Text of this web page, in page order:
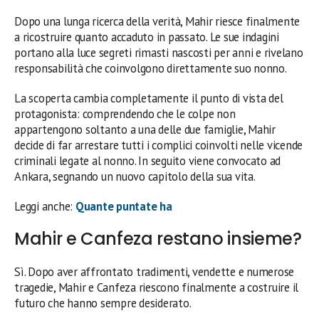
Dopo una lunga ricerca della verità, Mahir riesce finalmente
a ricostruire quanto accaduto in passato. Le sue indagini
portano alla luce segreti rimasti nascosti per anni e rivelano
responsabilità che coinvolgono direttamente suo nonno.
La scoperta cambia completamente il punto di vista del
protagonista: comprendendo che le colpe non
appartengono soltanto a una delle due famiglie, Mahir
decide di far arrestare tutti i complici coinvolti nelle vicende
criminali legate al nonno. In seguito viene convocato ad
Ankara, segnando un nuovo capitolo della sua vita.
Leggi anche: Quante puntate ha
Mahir e Canfeza restano insieme?
Sì. Dopo aver affrontato tradimenti, vendette e numerose
tragedie, Mahir e Canfeza riescono finalmente a costruire il
futuro che hanno sempre desiderato.